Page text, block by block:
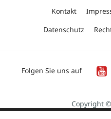
Kontakt
Datenschutz
Folgen Sie uns auf
Copyright